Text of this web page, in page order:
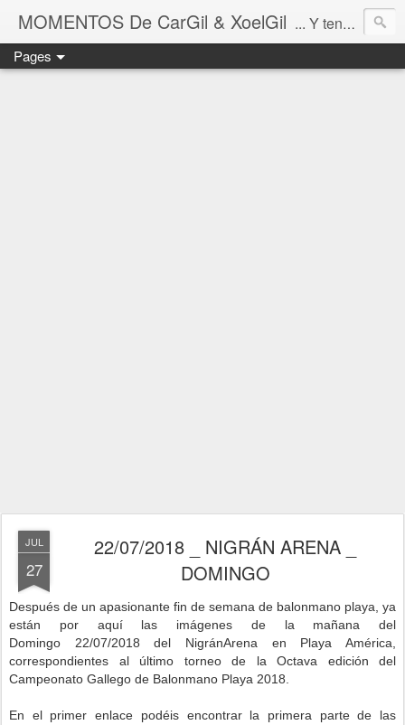
MOMENTOS De CarGil & XoelGil ... Y tengan cuidado ahí fuera, por favor.
Pages
JUL
27
22/07/2018 _ NIGRÁN ARENA _
DOMINGO
Después de un apasionante fin de semana de balonmano playa, ya
están por aquí las imágenes de la mañana del
Domingo 22/07/2018 del NigránArena en Playa América,
correspondientes al último torneo de la Octava edición del
Campeonato Gallego de Balonmano Playa 2018.
En el primer enlace podéis encontrar la primera parte de las